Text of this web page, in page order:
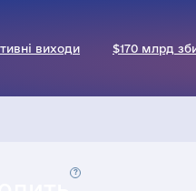
виходи $170 млрд